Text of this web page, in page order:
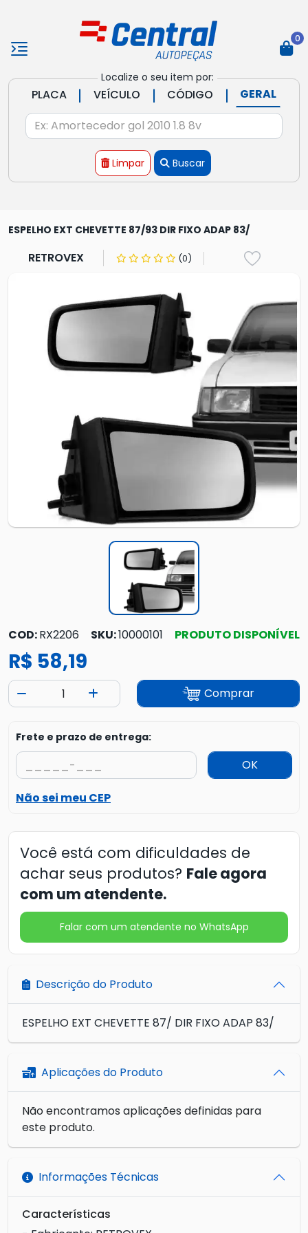
Localize o seu item por:
PLACA | VEÍCULO | CÓDIGO | GERAL
Limpar Buscar
0
ESPELHO EXT CHEVETTE 87/93 DIR FIXO ADAP 83/
RETROVEX (0)
COD:RX2206 SKU:10000101 PRODUTO DISPONÍVEL
R$ 58,19
Comprar
Frete e prazo de entrega:
OK
Não sei meu CEP
Você está com dificuldades de
achar seus produtos? Fale agora
com um atendente.
Falar com um atendente no WhatsApp
Descrição do Produto
ESPELHO EXT CHEVETTE 87/ DIR FIXO ADAP 83/
Aplicações do Produto
Não encontramos aplicações definidas para
este produto.
Informações Técnicas
Características